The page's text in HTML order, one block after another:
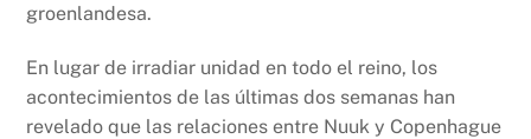
groenlandesa.
En lugar de irradiar unidad en todo el reino, los
acontecimientos de las últimas dos semanas han
revelado que las relaciones entre Nuuk y Copenhague